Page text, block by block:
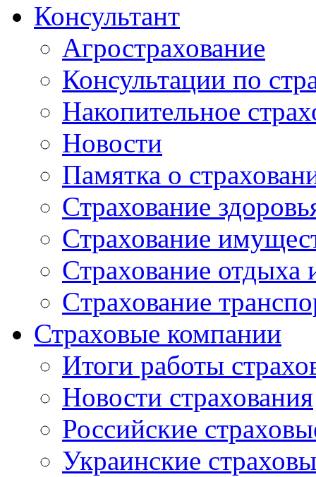
Консультант
Агрострахование
Консультации по
Накопительное
Новости
Памятка о
Страхование
Страхование
Страхование отдыха
Cтрахование
Страховые компании
Итоги работы
Новости страхования
Российские
Украинские